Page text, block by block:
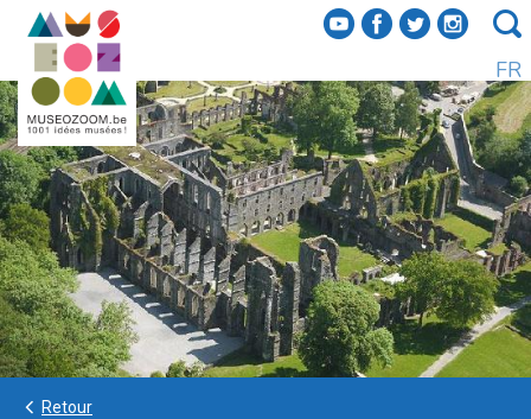
f a b e
FR
k Retour